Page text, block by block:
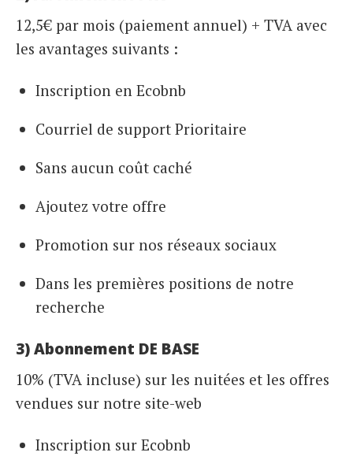
12,5€ par mois (paiement annuel) + TVA avec
les avantages suivants :
Inscription en Ecobnb
Courriel de support Prioritaire
Sans aucun coût caché
Ajoutez votre offre
Promotion sur nos réseaux sociaux
Dans les premières positions de notre
recherche
3) Abonnement DE BASE
10% (TVA incluse) sur les nuitées et les offres
vendues sur notre site-web
Inscription sur Ecobnb